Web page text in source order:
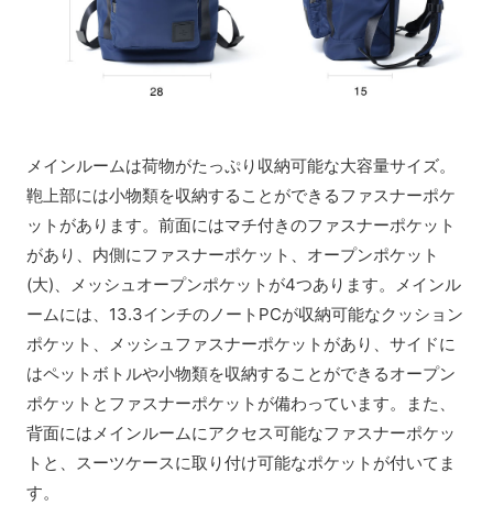
メインルームは荷物がたっぷり収納可能な大容量サイズ。
鞄上部には小物類を収納することができるファスナーポケ
ットがあります。前面にはマチ付きのファスナーポケット
があり、内側にファスナーポケット、オープンポケット
(大)、メッシュオープンポケットが4つあります。メインル
ームには、13.3インチのノートPCが収納可能なクッション
ポケット、メッシュファスナーポケットがあり、サイドに
はペットボトルや小物類を収納することができるオープン
ポケットとファスナーポケットが備わっています。また、
背面にはメインルームにアクセス可能なファスナーポケッ
トと、スーツケースに取り付け可能なポケットが付いてま
す。